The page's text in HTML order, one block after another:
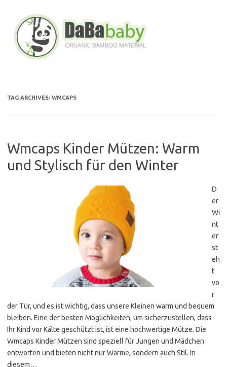
content
TAG ARCHIVES: WMCAPS
Wmcaps Kinder Mützen: Warm
und Stylisch für den Winter
D
er
Wi
nt
er
st
eh
t
vo
r
der Tür, und es ist wichtig, dass unsere Kleinen warm und bequem
bleiben. Eine der besten Möglichkeiten, um sicherzustellen, dass
Ihr Kind vor Kälte geschützt ist, ist eine hochwertige Mütze. Die
Wmcaps Kinder Mützen sind speziell für Jungen und Mädchen
entworfen und bieten nicht nur Wärme, sondern auch Stil. In
diesem…